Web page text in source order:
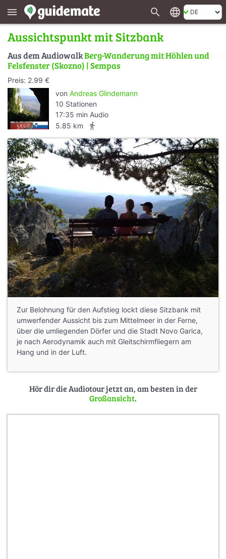
menu search language
Aussichtspunkt mit Sitzbank
Aus dem AudiowalkBerg-Wanderung mit Höhlen und
Felsfenster (Skozno) | Sempas
Preis: 2.99 €
von Andreas Glindemann
10 Stationen
17:35 min Audio
5.85 km
directions_walk
Zur Belohnung für den Aufstieg lockt diese Sitzbank mit
umwerfender Aussicht bis zum Mittelmeer in der Ferne,
über die umliegenden Dörfer und die Stadt Novo Garica,
je nach Aerodynamik auch mit Gleitschirmfliegern am
Hang und in der Luft.
Hör dir die Audiotour jetzt an, am besten in der
Großansicht.